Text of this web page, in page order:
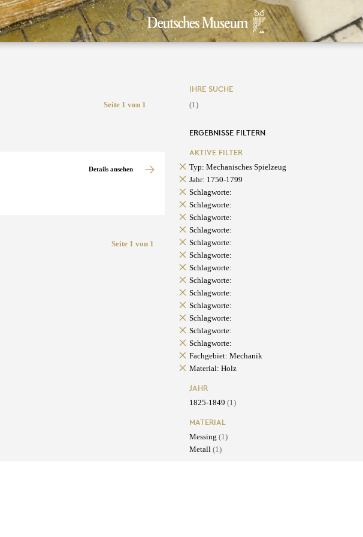
Seite 1 von 1
Details ansehen
Seite 1 von 1
IHRE SUCHE
(1)
ERGEBNISSE FILTERN
AKTIVE FILTER
Typ: Mechanisches Spielzeug
Jahr: 1750-1799
Schlagworte:
Schlagworte:
Schlagworte:
Schlagworte:
Schlagworte:
Schlagworte:
Schlagworte:
Schlagworte:
Schlagworte:
Schlagworte:
Schlagworte:
Schlagworte:
Schlagworte:
Fachgebiet: Mechanik
Material: Holz
JAHR
1825-1849 (1)
MATERIAL
Messing (1)
Metall (1)